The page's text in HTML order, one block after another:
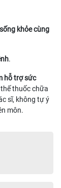
khỏe cùng
.
hỗ trợ sức
thuốc chữa
sĩ, không tự ý
môn.